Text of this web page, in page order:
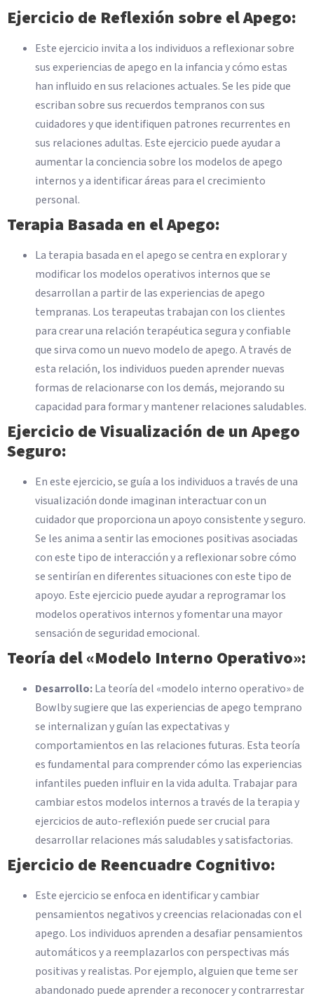
Ejercicio de Reflexión sobre el Apego:
Este ejercicio invita a los individuos a reflexionar sobre
sus experiencias de apego en la infancia y cómo estas
han influido en sus relaciones actuales. Se les pide que
escriban sobre sus recuerdos tempranos con sus
cuidadores y que identifiquen patrones recurrentes en
sus relaciones adultas. Este ejercicio puede ayudar a
aumentar la conciencia sobre los modelos de apego
internos y a identificar áreas para el crecimiento
personal.
Terapia Basada en el Apego:
La terapia basada en el apego se centra en explorar y
modificar los modelos operativos internos que se
desarrollan a partir de las experiencias de apego
tempranas. Los terapeutas trabajan con los clientes
para crear una relación terapéutica segura y confiable
que sirva como un nuevo modelo de apego. A través de
esta relación, los individuos pueden aprender nuevas
formas de relacionarse con los demás, mejorando su
capacidad para formar y mantener relaciones saludables.
Ejercicio de Visualización de un Apego
Seguro:
En este ejercicio, se guía a los individuos a través de una
visualización donde imaginan interactuar con un
cuidador que proporciona un apoyo consistente y seguro.
Se les anima a sentir las emociones positivas asociadas
con este tipo de interacción y a reflexionar sobre cómo
se sentirían en diferentes situaciones con este tipo de
apoyo. Este ejercicio puede ayudar a reprogramar los
modelos operativos internos y fomentar una mayor
sensación de seguridad emocional.
Teoría del «Modelo Interno Operativo»:
Desarrollo:La teoría del «modelo interno operativo» de
Bowlby sugiere que las experiencias de apego temprano
se internalizan y guían las expectativas y
comportamientos en las relaciones futuras. Esta teoría
es fundamental para comprender cómo las experiencias
infantiles pueden influir en la vida adulta. Trabajar para
cambiar estos modelos internos a través de la terapia y
ejercicios de auto-reflexión puede ser crucial para
desarrollar relaciones más saludables y satisfactorias.
Ejercicio de Reencuadre Cognitivo:
Este ejercicio se enfoca en identificar y cambiar
pensamientos negativos y creencias relacionadas con el
apego. Los individuos aprenden a desafiar pensamientos
automáticos y a reemplazarlos con perspectivas más
positivas y realistas. Por ejemplo, alguien que teme ser
abandonado puede aprender a reconocer y contrarrestar